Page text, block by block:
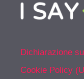
Dichiarazione
Cookie Policy